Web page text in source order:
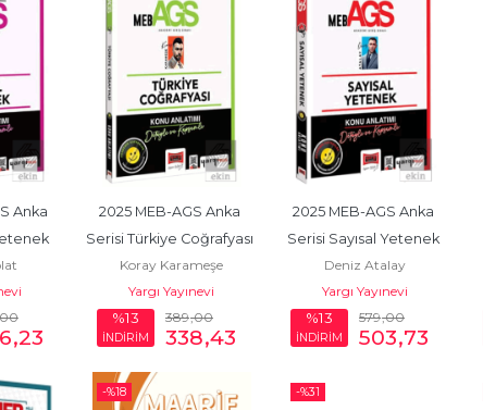
Anka
,23
2025 MEB-AGS Anka
Serisi Türkiye Coğrafyası
Konu Anlatımı
Koray Karameşe
Yargı Yayınevi
%13
İNDİRİM
389,00
338,43
2025 MEB-AGS Anka
Serisi Sayısal Yetenek
Konu Anlatımı
Deniz Atalay
Yargı Yayınevi
%13
İNDİRİM
579,00
503,73
-%18 -%31